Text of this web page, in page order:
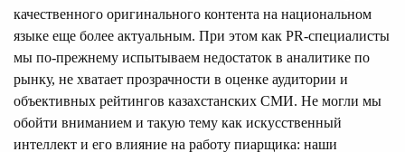
качественного оригинального контента на национальном
языке еще более актуальным. При этом как PR-специалисты
мы по-прежнему испытываем недостаток в аналитике по
рынку, не хватает прозрачности в оценке аудитории и
объективных рейтингов казахстанских СМИ. Не могли мы
обойти вниманием и такую тему как искусственный
интеллект и его влияние на работу пиарщика: наши